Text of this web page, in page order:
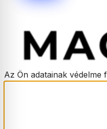
Az Ön adatainak védelme